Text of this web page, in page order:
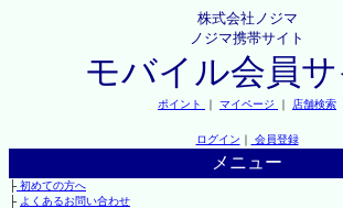
株式会社ノジマ
ノジマ携帯サイト
モバイル会員サ
ポイント ｜ マイページ ｜ 店舗検索
ログイン ｜ 会員登録
メニュー
├初めての方へ
├ よくあるお問い合わせ